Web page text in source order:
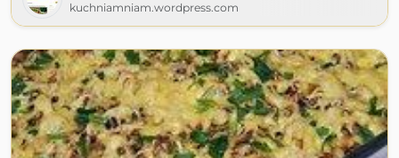
kuchniamniam.wordpress.com